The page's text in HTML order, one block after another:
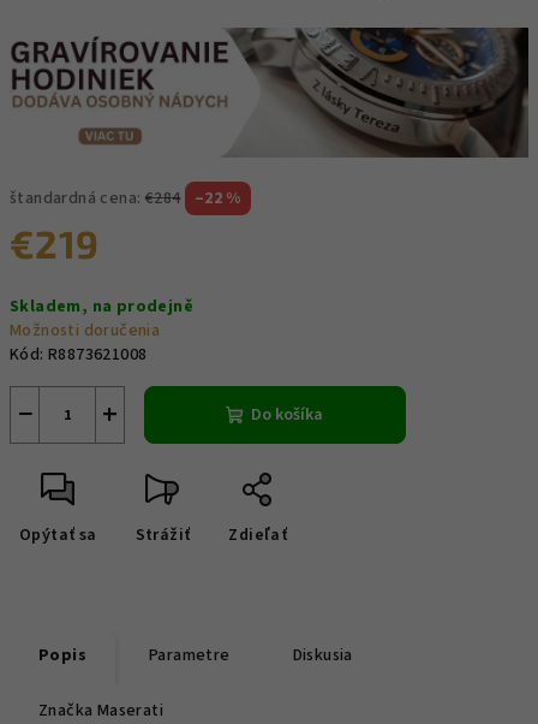
štandardná cena: €284 –22 %
€219
cena:
Skladem, na prodejně
Možnosti doručenia
Kód: R8873621008
+
− Do košíka
Opýtať sa Strážiť Zdieľať
Popis Parametre Diskusia
Značka Maserati